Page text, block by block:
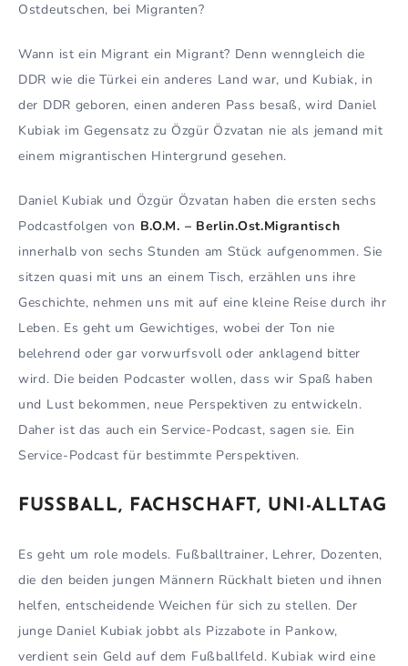
Ostdeutschen, bei Migranten?
Wann ist ein Migrant ein Migrant? Denn wenngleich die
DDR wie die Türkei ein anderes Land war, und Kubiak, in
der DDR geboren, einen anderen Pass besaß, wird Daniel
Kubiak im Gegensatz zu Özgür Özvatan nie als jemand mit
einem migrantischen Hintergrund gesehen.
Daniel Kubiak und Özgür Özvatan haben die ersten sechs
Podcastfolgen von B.O.M. – Berlin.Ost.Migrantisch
innerhalb von sechs Stunden am Stück aufgenommen. Sie
sitzen quasi mit uns an einem Tisch, erzählen uns ihre
Geschichte, nehmen uns mit auf eine kleine Reise durch ihr
Leben. Es geht um Gewichtiges, wobei der Ton nie
belehrend oder gar vorwurfsvoll oder anklagend bitter
wird. Die beiden Podcaster wollen, dass wir Spaß haben
und Lust bekommen, neue Perspektiven zu entwickeln.
Daher ist das auch ein Service-Podcast, sagen sie. Ein
Service-Podcast für bestimmte Perspektiven.
FUSSBALL, FACHSCHAFT, UNI-ALLTAG
Es geht um role models. Fußballtrainer, Lehrer, Dozenten,
die den beiden jungen Männern Rückhalt bieten und ihnen
helfen, entscheidende Weichen für sich zu stellen. Der
junge Daniel Kubiak jobbt als Pizzabote in Pankow,
verdient sein Geld auf dem Fußballfeld. Kubiak wird eine